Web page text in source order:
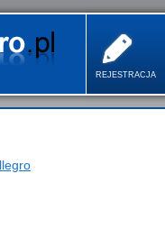
REJESTRACJA